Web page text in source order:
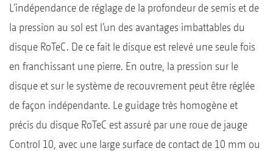
L’indépendance de réglage de la profondeur de semis et de
la pression au sol est l’un des avantages imbattables du
disque RoTeC. De ce fait le disque est relevé une seule fois
en franchissant une pierre. En outre, la pression sur le
disque et sur le système de recouvrement peut être réglée
de façon indépendante. Le guidage très homogène et
précis du disque RoTeC est assuré par une roue de jauge
Control 10, avec une large surface de contact de 10 mm ou